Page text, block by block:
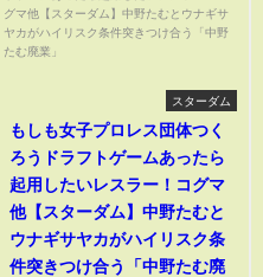
スターダム
もしも女子プロレス団体つく
ろうドラフトゲームあったら
起用したいレスラー！コグマ
他【スターダム】中野たむと
ウナギサヤカがハイリスク条
件突きつけ合う「中野たむ廃